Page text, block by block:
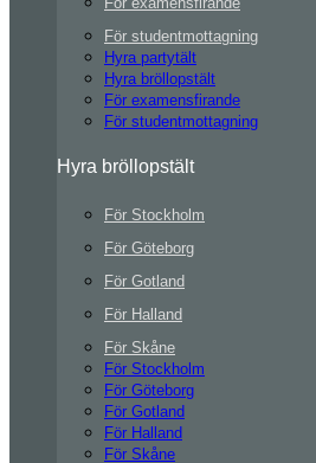
För studentmottagning
Hyra partytält
Hyra bröllopstält
För examensfirande
För studentmottagning
Hyra bröllopstält
För Stockholm
För Göteborg
För Gotland
För Halland
För Skåne
För Stockholm
För Göteborg
För Gotland
För Halland
För Skåne